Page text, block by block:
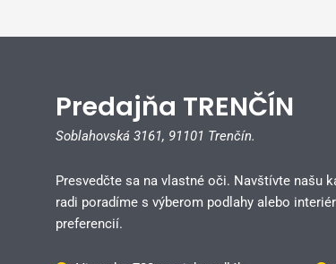
Predajňa TRENČÍN
Soblahovská 3161, 91101 Trenčín.
Presvedčte sa na vlastné oči. Navštívte našu
radi poradíme s výberom podlahy alebo
preferencií.